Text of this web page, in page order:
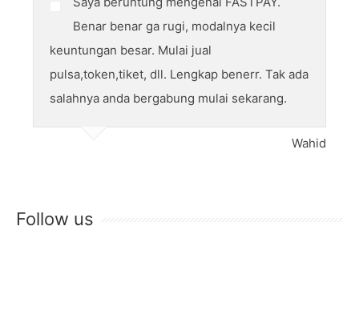
Benar benar ga rugi, modalnya kecil
keuntungan besar. Mulai jual
pulsa,token,tiket, dll. Lengkap benerr. Tak ada
salahnya anda bergabung mulai sekarang.
Wahid
Follow us